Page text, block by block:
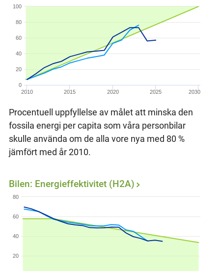
2010 2015 2020 2025 2030
0
20
40
60
80
100
Procentuell uppfyllelse av målet att minska den
fossila energi per capita som våra personbilar
skulle använda om de alla vore nya med 80 %
jämfört med år 2010.
20
40
60
80
Bilen: Energieffektivitet (H2A)